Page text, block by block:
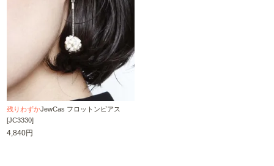
残りわずかJewCas フロットンピアス
[JC3330]
4,840円